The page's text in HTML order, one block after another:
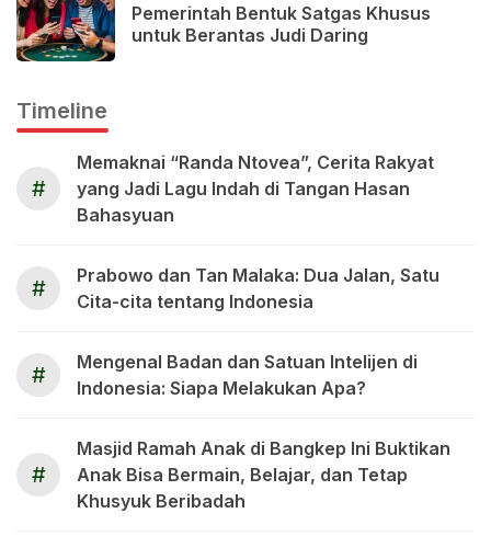
Pemerintah Bentuk Satgas Khusus
untuk Berantas Judi Daring
Timeline
#
Memaknai “Randa Ntovea”, Cerita Rakyat
yang Jadi Lagu Indah di Tangan Hasan
Bahasyuan
#
Prabowo dan Tan Malaka: Dua Jalan, Satu
Cita-cita tentang Indonesia
#
Mengenal Badan dan Satuan Intelijen di
Indonesia: Siapa Melakukan Apa?
#
Masjid Ramah Anak di Bangkep Ini Buktikan
Anak Bisa Bermain, Belajar, dan Tetap
Khusyuk Beribadah